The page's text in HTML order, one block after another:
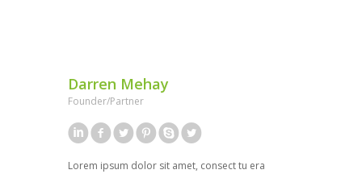
Darren Mehay
Founder/Partner
Lorem ipsum dolor sit amet, consect tu era